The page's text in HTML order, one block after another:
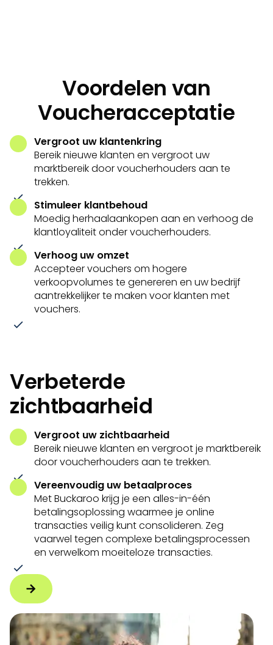
Voordelen van
Voucheracceptatie
Vergroot uw klantenkring
Bereik nieuwe klanten en vergroot uw
marktbereik door voucherhouders aan te
trekken.
Stimuleer klantbehoud
Moedig herhaalaankopen aan en verhoog de
klantloyaliteit onder voucherhouders.
Verhoog uw omzet
Accepteer vouchers om hogere
verkoopvolumes te genereren en uw bedrijf
aantrekkelijker te maken voor klanten met
vouchers.
Verbeterde
zichtbaarheid
Vergroot uw zichtbaarheid
Bereik nieuwe klanten en vergroot je marktbereik
door voucherhouders aan te trekken.
Vereenvoudig uw betaalproces
Met Buckaroo krijg je een alles-in-één
betalingsoplossing waarmee je online
transacties veilig kunt consolideren. Zeg
vaarwel tegen complexe betalingsprocessen
en verwelkom moeiteloze transacties.